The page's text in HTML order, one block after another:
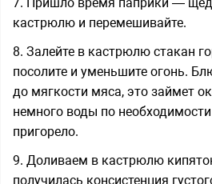
кастрюлю и перемешивайте.
8. Залейте в кастрюлю стакан
посолите и уменьшите огонь.
до мягкости мяса, это займет
немного воды по
пригорело.
9. Доливаем в кастрюлю
получилась консистенция